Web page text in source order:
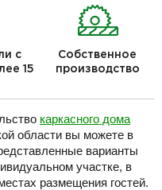
с
15
Собственное
производство
каркасного дома
области вы можете в
варианты
участке, в
размещения гостей.